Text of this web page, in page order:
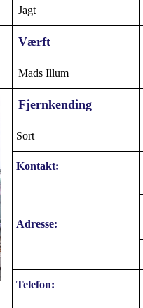
Jagt
Værft
Mads Illum
Fjernkending
Sort
Kontakt:
Adresse:
Telefon: